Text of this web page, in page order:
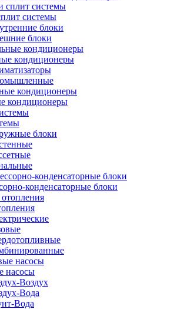
системы
блоки
блоки
кондиционеры
кондиционеры
блоки
конденсаторные блоки
насосы
Воздух
Вода
Вода